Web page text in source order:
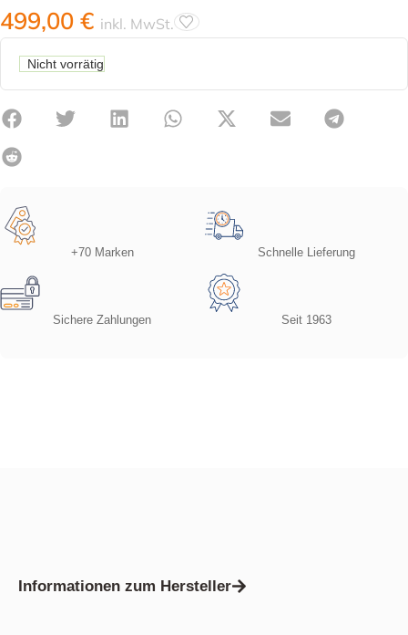
499,00 € inkl. MwSt.
Nicht vorrätig
+70 Marken Schnelle Lieferung
Sichere Zahlungen Seit 1963
Informationen zum Hersteller